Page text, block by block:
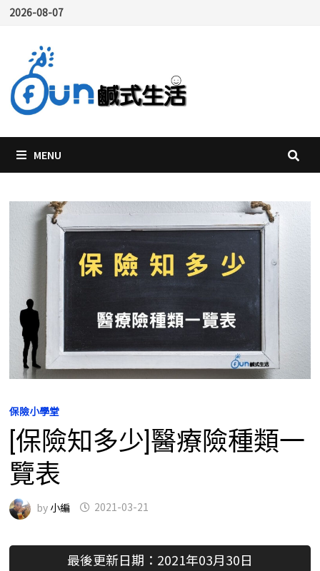
Skip
content
2026-08-07
MENU
保險小學堂
[保險知多少]醫療險種類一
覽表
by 小編 2021-03-21
最後更新日期：2021年03月30日